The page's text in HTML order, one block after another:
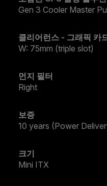
Gen 3 Cooler Master
클리어런스 - 그래픽 카
W: 75mm (triple slot)
먼지 필터
Right
보증
10 years (Power
크기
Mini ITX